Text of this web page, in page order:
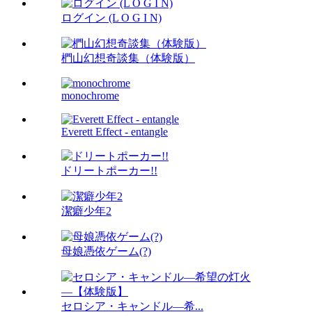
ログイン (L O G I N)
椚山幻想奇談集（体験版）
monochrome
Everett Effect - entangle
ドリートポーカー!!
潔癖少年2
母娘憑依ゲーム(?)
セロシア・キャンドル―希...